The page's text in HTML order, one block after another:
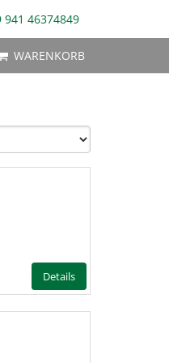
941 46374849
WARENKORB
Details